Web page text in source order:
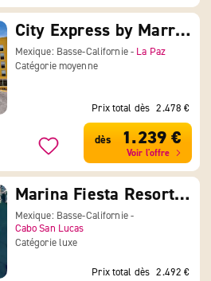
City Express by Marriott La Paz
Mexique: Basse-Californie - La Paz
Catégorie moyenne
Prix total dès 2.478 €
dès 1.239 €
Voir l'offre
Marina Fiesta Resort & Spa
Mexique: Basse-Californie -
Cabo San Lucas
Catégorie luxe
Prix total dès 2.492 €